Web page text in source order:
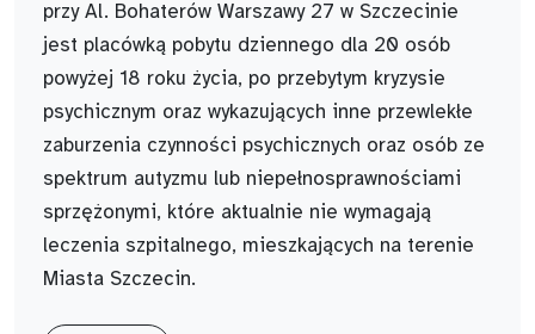
przy Al. Bohaterów Warszawy 27 w Szczecinie
jest placówką pobytu dziennego dla 20 osób
powyżej 18 roku życia, po przebytym kryzysie
psychicznym oraz wykazujących inne przewlekłe
zaburzenia czynności psychicznych oraz osób ze
spektrum autyzmu lub niepełnosprawnościami
sprzężonymi, które aktualnie nie wymagają
leczenia szpitalnego, mieszkających na terenie
Miasta Szczecin.